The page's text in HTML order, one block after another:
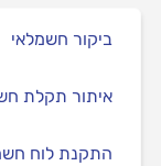
ביקור חשמלאי
איתור תקלת
התקנת לוח